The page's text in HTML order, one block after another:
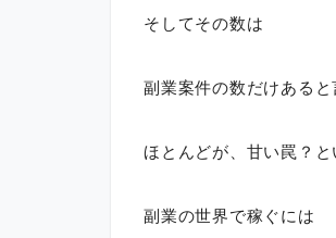
そしてその数は
副業案件の数だけあると
ほとんどが、甘い罠？
副業の世界で稼ぐには